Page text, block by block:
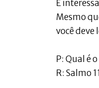
É
Mesmo
você deve
P: Qual é
R: Salmo